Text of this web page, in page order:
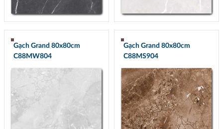
Gạch Grand 80x80cm
C88MW804
Gạch Grand 80x80cm
C88MS904